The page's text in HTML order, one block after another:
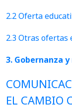
2.2 Oferta
2.3 Otras ofertas
3. Gobernanza
EL CAMBIO